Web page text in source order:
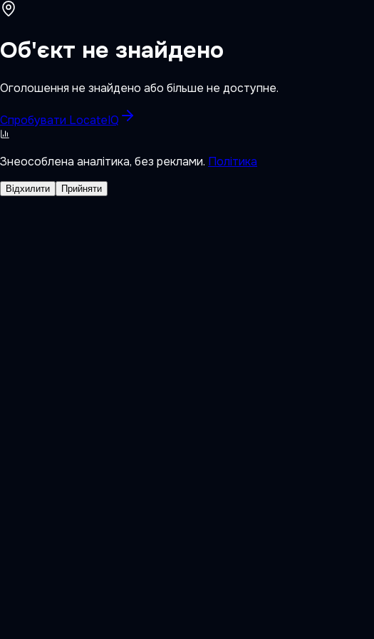
Об'єкт не знайдено
Оголошення не знайдено або більше не доступне.
Спробувати LocateIQ
Знеособлена аналітика, без реклами. Політика
Відхилити Прийняти